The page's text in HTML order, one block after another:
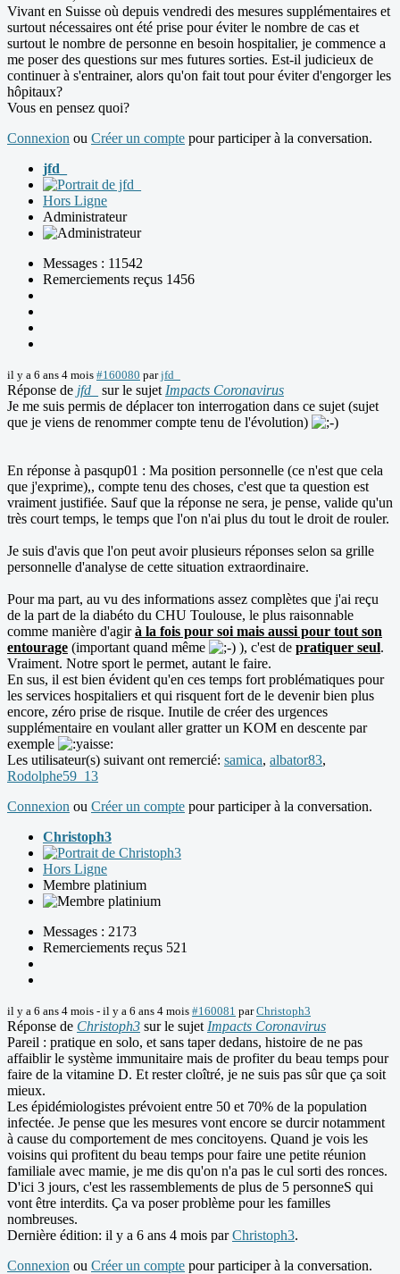
Vivant en Suisse où depuis vendredi des mesures supplémentaires et
surtout nécessaires ont été prise pour éviter le nombre de cas et
surtout le nombre de personne en besoin hospitalier, je commence a
me poser des questions sur mes futures sorties. Est-il judicieux de
continuer à s'entrainer, alors qu'on fait tout pour éviter d'engorger les
hôpitaux?
Vous en pensez quoi?
Connexion ou Créer un compte pour participer à la conversation.
jfd_
Hors Ligne
Administrateur
Messages : 11542
Remerciements reçus 1456
il y a 6 ans 4 mois #160080 parjfd_
Réponse de jfd_ sur le sujet Impacts Coronavirus
Je me suis permis de déplacer ton interrogation dans ce sujet (sujet
que je viens de renommer compte tenu de l'évolution)
En réponse à pasqup01 : Ma position personnelle (ce n'est que cela
que j'exprime),, compte tenu des choses, c'est que ta question est
vraiment justifiée. Sauf que la réponse ne sera, je pense, valide qu'un
très court temps, le temps que l'on n'ai plus du tout le droit de rouler.
Je suis d'avis que l'on peut avoir plusieurs réponses selon sa grille
personnelle d'analyse de cette situation extraordinaire.
Pour ma part, au vu des informations assez complètes que j'ai reçu
de la part de la diabéto du CHU Toulouse, le plus raisonnable
comme manière d'agirà la fois pour soi mais aussi pour tout son
entourage (important quand même ), c'est de pratiquer seul.
Vraiment. Notre sport le permet, autant le faire.
En sus, il est bien évident qu'en ces temps fort problématiques pour
les services hospitaliers et qui risquent fort de le devenir bien plus
encore, zéro prise de risque. Inutile de créer des urgences
supplémentaire en voulant aller gratter un KOM en descente par
exemple
Les utilisateur(s) suivant ont remercié: samica, albator83,
Rodolphe59_13
Connexion ou Créer un compte pour participer à la conversation.
Christoph3
Hors Ligne
Membre platinium
Messages : 2173
Remerciements reçus 521
il y a 6 ans 4 mois - il y a 6 ans 4 mois #160081 parChristoph3
Réponse de Christoph3 sur le sujet Impacts Coronavirus
Pareil : pratique en solo, et sans taper dedans, histoire de ne pas
affaiblir le système immunitaire mais de profiter du beau temps pour
faire de la vitamine D. Et rester cloîtré, je ne suis pas sûr que ça soit
mieux.
Les épidémiologistes prévoient entre 50 et 70% de la population
infectée. Je pense que les mesures vont encore se durcir notamment
à cause du comportement de mes concitoyens. Quand je vois les
voisins qui profitent du beau temps pour faire une petite réunion
familiale avec mamie, je me dis qu'on n'a pas le cul sorti des ronces.
D'ici 3 jours, c'est les rassemblements de plus de 5 personneS qui
vont être interdits. Ça va poser problème pour les familles
nombreuses.
Dernière édition: il y a 6 ans 4 mois parChristoph3.
Connexion ou Créer un compte pour participer à la conversation.